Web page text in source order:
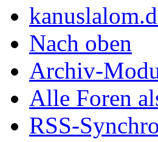
Nach oben
Archiv-
Alle Foren
RSS-